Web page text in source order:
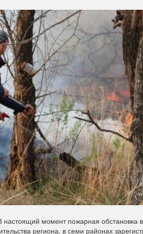
настоящий момент пожарная обстановка
региона, в семи районах